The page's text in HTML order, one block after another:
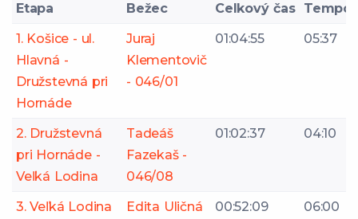
Etapa Bežec Celkový čas Tempo
1. Košice - ul.
Hlavná -
Družstevná pri
Hornáde
Juraj
Klementovič
- 046/01
01:04:55 05:37
2. Družstevná
pri Hornáde -
Veľká Lodina
Tadeáš
Fazekaš -
046/08
01:02:37 04:10
3. Veľká Lodina
Edita Uličná
00:52:09 06:00